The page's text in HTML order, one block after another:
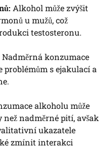
Alkohol může zvýšit
u mužů, což
testosteronu.
Nadměrná konzumace
problémům s ejakulací a
alkoholu může
nadměrné pití, avšak
ukazatele
zmínit interakci